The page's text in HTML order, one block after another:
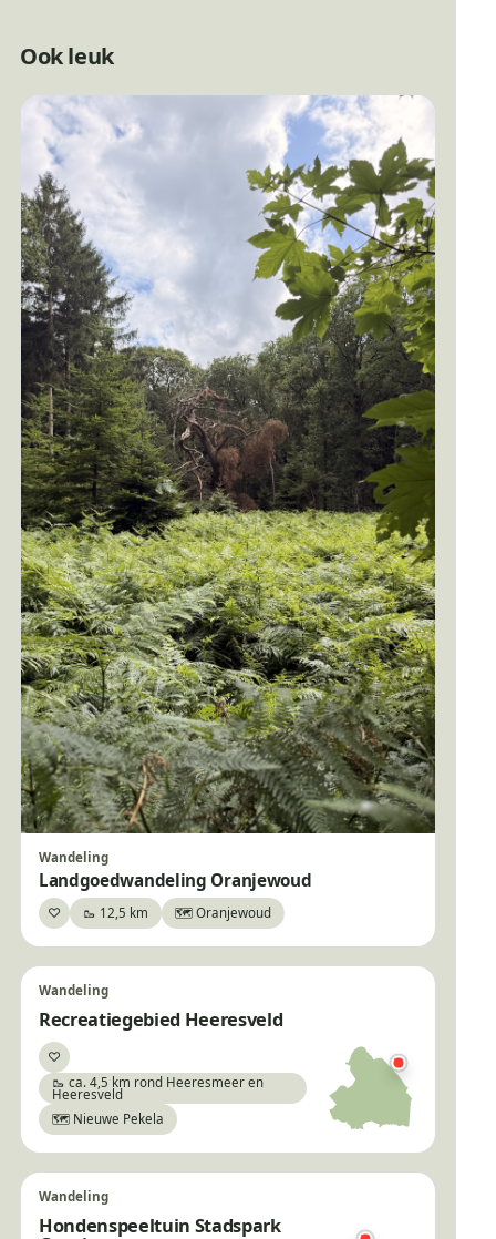
Ook leuk
Wandeling
Landgoedwandeling Oranjewoud
♡Bewaar🥾 12,5 km 🗺️ Oranjewoud
Wandeling
Recreatiegebied Heeresveld
♡Bewaar
🥾 ca. 4,5 km rond Heeresmeer en
Heeresveld
🗺️ Nieuwe Pekela
Wandeling
Hondenspeeltuin Stadspark